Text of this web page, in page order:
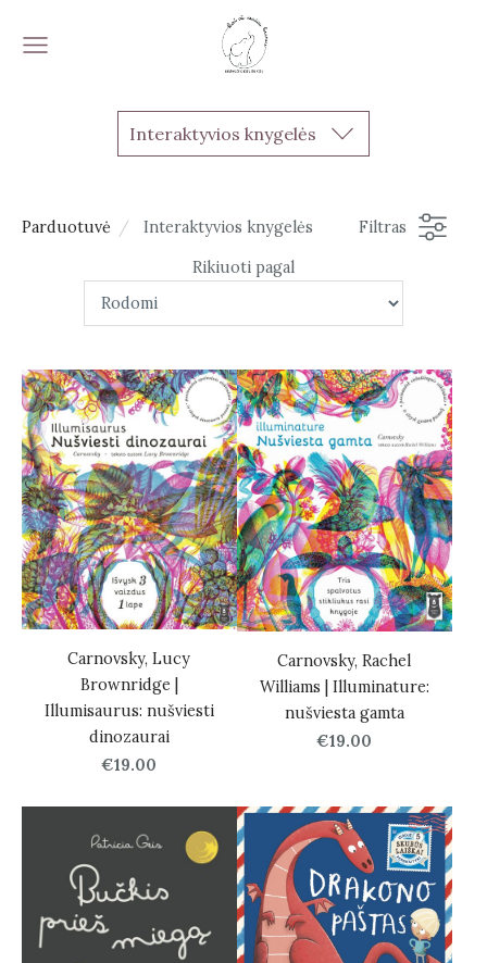
Interaktyvios knygelės
Parduotuvė Interaktyvios knygelės Filtras
Rikiuoti pagal
Carnovsky, Lucy
Brownridge |
Illumisaurus: nušviesti
dinozaurai
€19.00
Carnovsky, Rachel
Williams | Illuminature:
nušviesta gamta
€19.00